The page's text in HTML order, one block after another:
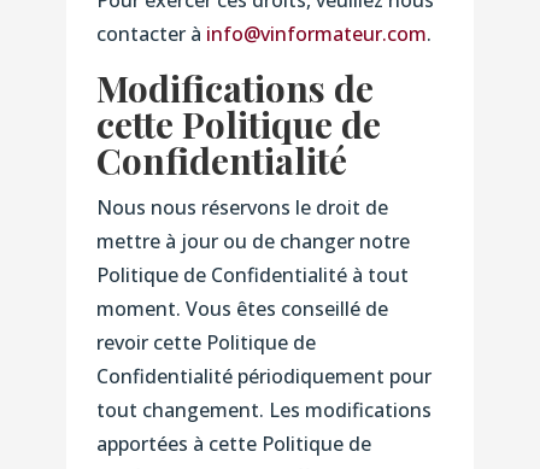
contacter à info@vinformateur.com.
Modifications de
cette Politique de
Confidentialité
Nous nous réservons le droit de
mettre à jour ou de changer notre
Politique de Confidentialité à tout
moment. Vous êtes conseillé de
revoir cette Politique de
Confidentialité périodiquement pour
tout changement. Les modifications
apportées à cette Politique de